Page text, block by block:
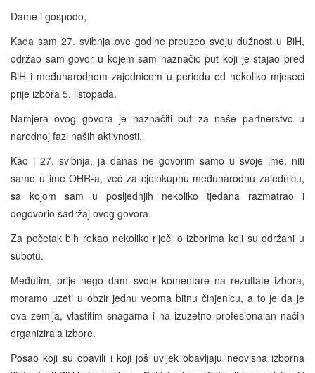
Dame i gospodo,
Kada sam 27. svibnja ove godine preuzeo svoju dužnost u BiH,
održao sam govor u kojem sam naznačio put koji je stajao pred
BiH i međunarodnom zajednicom u periodu od nekoliko mjeseci
prije izbora 5. listopada.
Namjera ovog govora je naznačiti put za naše partnerstvo u
narednoj fazi naših aktivnosti.
Kao i 27. svibnja, ja danas ne govorim samo u svoje ime, niti
samo u ime OHR-a, već za cjelokupnu međunarodnu zajednicu,
sa kojom sam u posljednjih nekoliko tjedana razmatrao i
dogovorio sadržaj ovog govora.
Za početak bih rekao nekoliko riječi o izborima koji su održani u
subotu.
Međutim, prije nego dam svoje komentare na rezultate izbora,
moramo uzeti u obzir jednu veoma bitnu činjenicu, a to je da je
ova zemlja, vlastitim snagama i na izuzetno profesionalan način
organizirala izbore.
Posao koji su obavili i koji još uvijek obavljaju neovisna izborna